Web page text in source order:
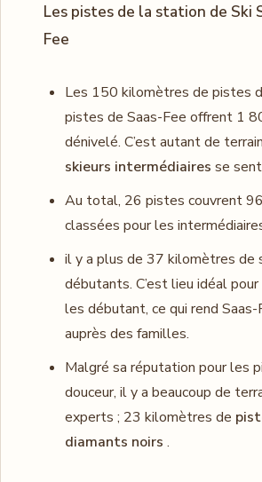
Les pistes de la station de Ski
Fee
Les 150 kilomètres de pistes
pistes de Saas-Fee offrent 1
dénivelé. C’est autant de
skieurs intermédiaires se
Au total, 26 pistes couvrent
classées pour les
il y a plus de 37 kilomètres de
débutants. C’est lieu idéal
les débutant, ce qui rend
auprès des familles.
Malgré sa réputation pour les
douceur, il y a beaucoup de
experts ; 23 kilomètres de
diamants noirs .